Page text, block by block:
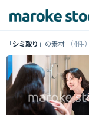
「シミ取り 」の素材 （4件）